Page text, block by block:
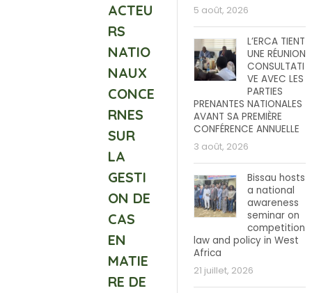
ACTEU
RS
NATIO
NAUX
CONCE
RNES
SUR
LA
GESTI
ON DE
CAS
EN
MATIE
RE DE
5 août, 2026
L’ERCA TIENT
UNE RÉUNION
CONSULTATI
VE AVEC LES
PARTIES
PRENANTES NATIONALES
AVANT SA PREMIÈRE
CONFÉRENCE ANNUELLE
3 août, 2026
Bissau hosts
a national
awareness
seminar on
competition
law and policy in West
Africa
21 juillet, 2026